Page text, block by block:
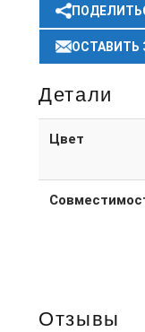
ОСТАВИТЬ
Детали
Цвет
Отзывы